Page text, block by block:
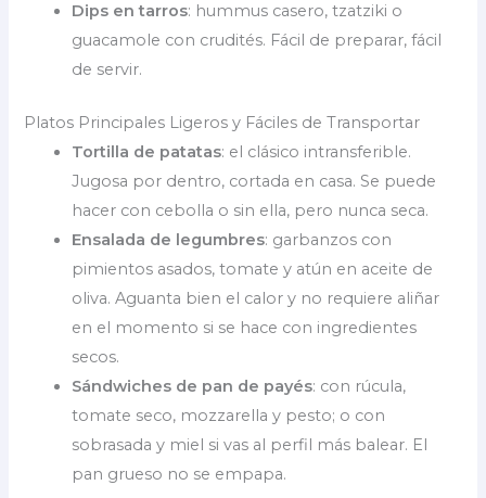
Dips en tarros: hummus casero, tzatziki o
guacamole con crudités. Fácil de preparar, fácil
de servir.
Platos Principales Ligeros y Fáciles de Transportar
Tortilla de patatas: el clásico intransferible.
Jugosa por dentro, cortada en casa. Se puede
hacer con cebolla o sin ella, pero nunca seca.
Ensalada de legumbres: garbanzos con
pimientos asados, tomate y atún en aceite de
oliva. Aguanta bien el calor y no requiere aliñar
en el momento si se hace con ingredientes
secos.
Sándwiches de pan de payés: con rúcula,
tomate seco, mozzarella y pesto; o con
sobrasada y miel si vas al perfil más balear. El
pan grueso no se empapa.